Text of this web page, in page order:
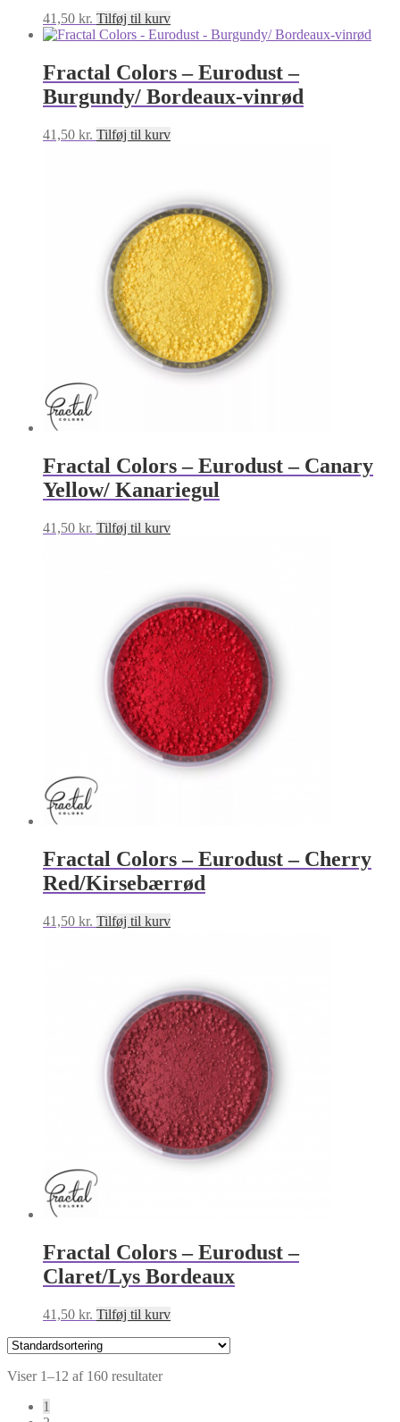
41,50 kr. Tilføj til kurv
Fractal Colors – Eurodust –
Burgundy/ Bordeaux-vinrød
41,50 kr. Tilføj til kurv
Fractal Colors – Eurodust – Canary
Yellow/ Kanariegul
41,50 kr. Tilføj til kurv
Fractal Colors – Eurodust – Cherry
Red/Kirsebærrød
41,50 kr. Tilføj til kurv
Fractal Colors – Eurodust –
Claret/Lys Bordeaux
41,50 kr. Tilføj til kurv
Viser 1–12 af 160 resultater
1